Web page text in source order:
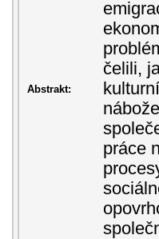
Abstrakt:
čelili,
práce